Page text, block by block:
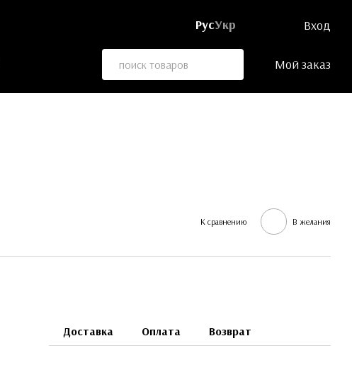
РусУкр Вход
Мой заказ
К сравнению В желания
Доставка Оплата Возврат